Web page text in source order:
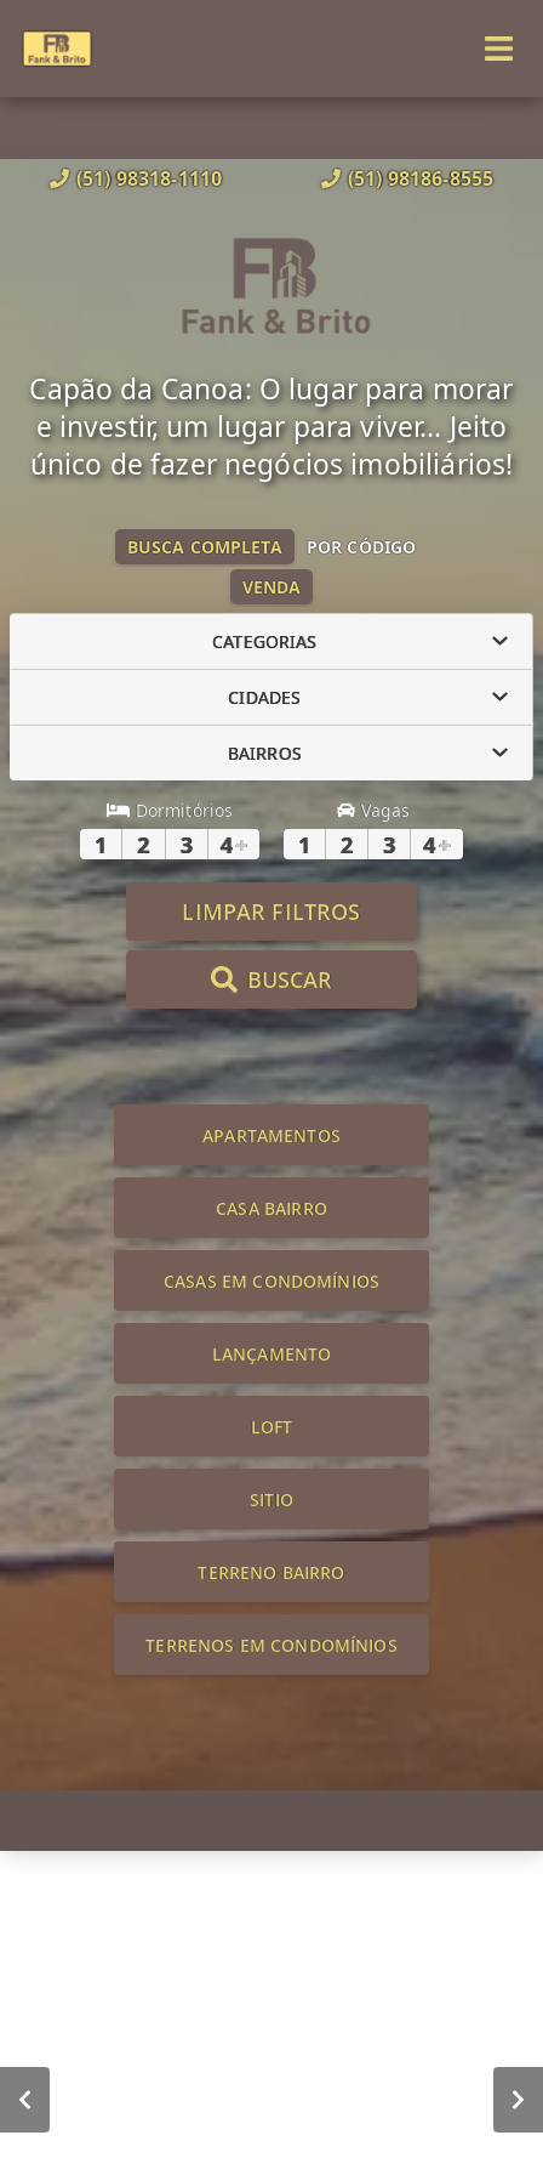
(51) 98318-1110 (51) 98186-8555
Capão da Canoa: O lugar para morar
e investir, um lugar para viver... Jeito
único de fazer negócios imobiliários!
VENDA
BUSCA COMPLETA POR CÓDIGO
CATEGORIAS
CIDADES
BAIRROS
Dormitórios
1 2 3 4+
Vagas
1 2 3 4+
LIMPAR FILTROS
BUSCAR
APARTAMENTOS
CASA BAIRRO
CASAS EM CONDOMÍNIOS
LANÇAMENTO
LOFT
SITIO
TERRENO BAIRRO
TERRENOS EM CONDOMÍNIOS